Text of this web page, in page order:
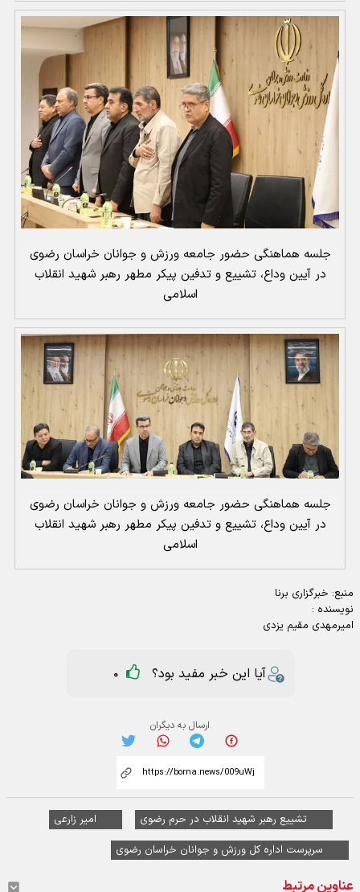
جلسه هماهنگی حضور جامعه ورزش و جوانان خراسان رضوی
در آیین وداع، تشییع و تدفین پیکر مطهر رهبر شهید انقلاب
اسلامی
جلسه هماهنگی حضور جامعه ورزش و جوانان خراسان رضوی
در آیین وداع، تشییع و تدفین پیکر مطهر رهبر شهید انقلاب
اسلامی
منبع: خبرگزاری برنا
نویسنده :
امیرمهدی مقیم یزدی
آیا این خبر مفید بود؟ 0
ارسال به دیگران
تشییع رهبر شهید انقلاب در حرم رضوی
امیر زارعی
سرپرست اداره کل ورزش و جوانان خراسان رضوی
عناوین مرتبط